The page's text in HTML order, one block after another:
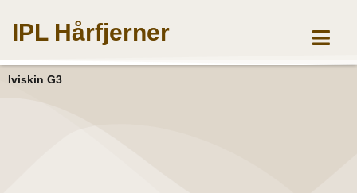
indholdet
IPL Hårfjerner
Iviskin G3